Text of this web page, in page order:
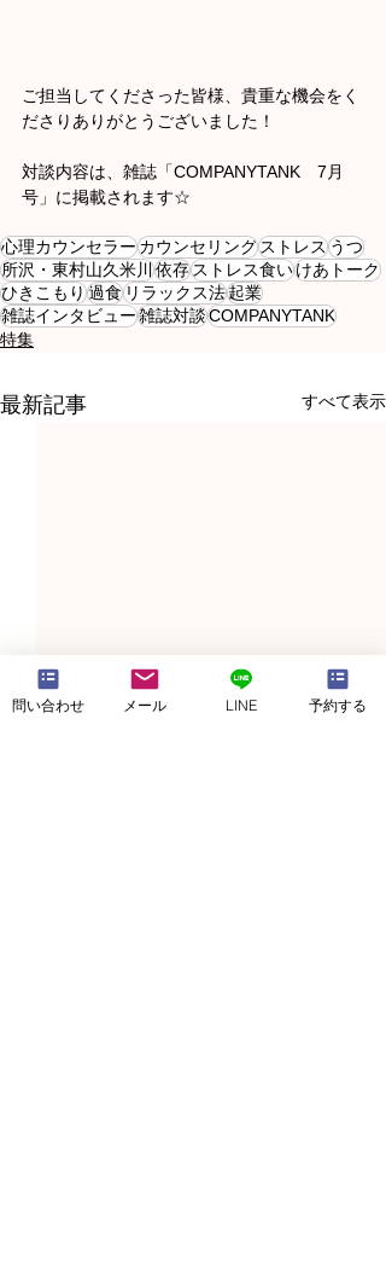
ご担当してくださった皆様、貴重な機会をく
ださりありがとうございました！
対談内容は、雑誌「COMPANYTANK　7月
号」に掲載されます☆
心理カウンセラーカウンセリングストレスうつ
所沢・東村山久米川依存ストレス食いけあトーク
ひきこもり過食リラックス法起業
雑誌インタビュー雑誌対談COMPANYTANK
特集
最新記事 すべて表示
問い合わせ メール LINE 予約する